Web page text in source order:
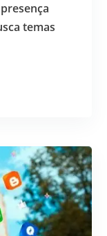
temas